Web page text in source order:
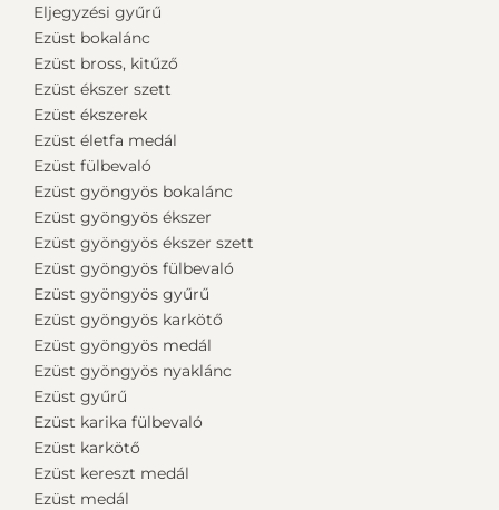
Eljegyzési gyűrű
Ezüst bokalánc
Ezüst bross, kitűző
Ezüst ékszer szett
Ezüst ékszerek
Ezüst életfa medál
Ezüst fülbevaló
Ezüst gyöngyös bokalánc
Ezüst gyöngyös ékszer
Ezüst gyöngyös ékszer szett
Ezüst gyöngyös fülbevaló
Ezüst gyöngyös gyűrű
Ezüst gyöngyös karkötő
Ezüst gyöngyös medál
Ezüst gyöngyös nyaklánc
Ezüst gyűrű
Ezüst karika fülbevaló
Ezüst karkötő
Ezüst kereszt medál
Ezüst medál